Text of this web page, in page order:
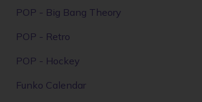
POP - Big Bang Theory
POP - Retro
POP - Hockey
Funko Calendar